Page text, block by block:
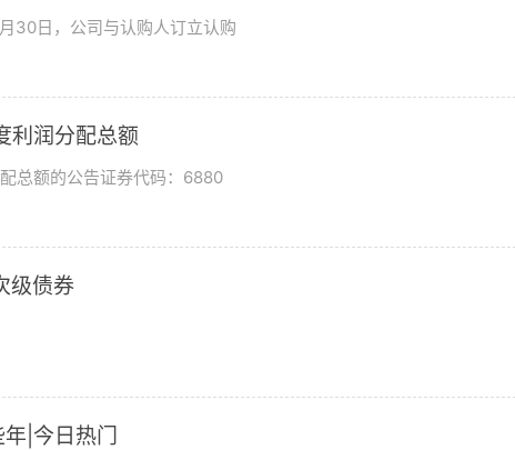
30日，公司与认购人订立认购
润分配总额
总额的公告证券代码：6880
级债券
年|今日热门